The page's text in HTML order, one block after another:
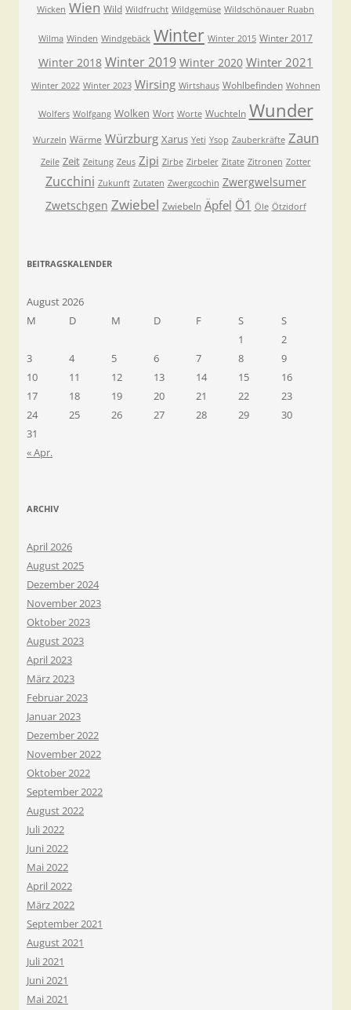
Wicken Wien Wild Wildfrucht Wildgemüse Wildschönauer Ruabn
Wilma Winden Windgebäck Winter Winter 2015 Winter 2017
Winter 2018 Winter 2019 Winter 2020 Winter 2021
Winter 2022 Winter 2023 Wirsing Wirtshaus Wohlbefinden Wohnen
Wolfers Wolfgang Wolken Wort Worte Wuchteln Wunder
Wurzeln Wärme Würzburg Xarus Yeti Ysop Zauberkräfte Zaun
Zeile Zeit Zeitung Zeus Zipi Zirbe Zirbeler Zitate Zitronen Zotter
Zucchini Zukunft Zutaten Zwergcochin Zwergwelsumer
Zwetschgen Zwiebel Zwiebeln Äpfel Ö1 Öle Ötzidorf
BEITRAGSKALENDER
August 2026
M
D M D F S
S
1
2
3
4 5 6 7 8
9
10
11 12 13 14 15
16
17
18 19 20 21 22
23
24
25 26 27 28 29
30
31
« Apr.
ARCHIV
April 2026
August 2025
Dezember 2024
November 2023
Oktober 2023
August 2023
April 2023
März 2023
Februar 2023
Januar 2023
Dezember 2022
November 2022
Oktober 2022
September 2022
August 2022
Juli 2022
Juni 2022
Mai 2022
April 2022
März 2022
September 2021
August 2021
Juli 2021
Juni 2021
Mai 2021